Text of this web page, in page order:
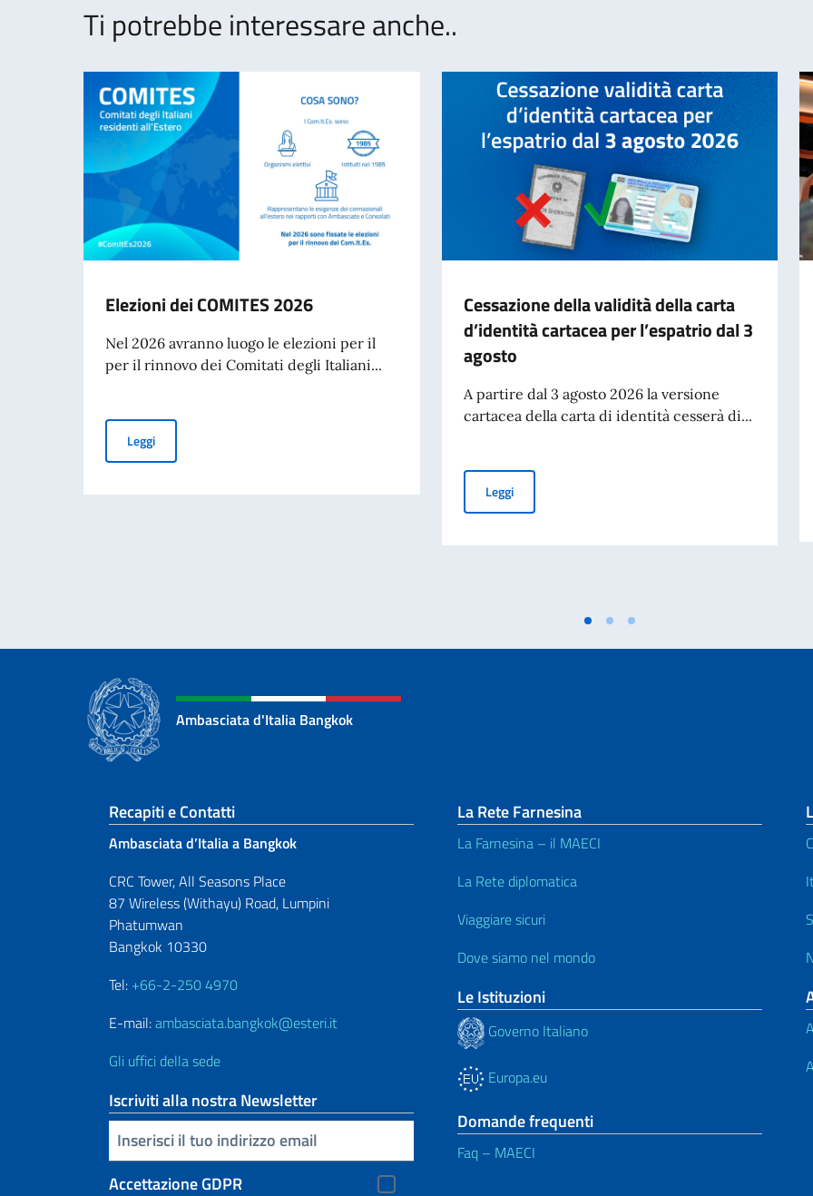
Ti potrebbe interessare anche..
Elezioni dei COMITES 2026
Nel 2026 avranno luogo le elezioni per il
per il rinnovo dei Comitati degli Italiani...
LeggiElezioni dei COMITES 2026
Cessazione della validità della carta
d’identità cartacea per l’espatrio dal 3
agosto
A partire dal 3 agosto 2026 la versione
cartacea della carta di identità cesserà di...
LeggiCessazione della validità della carta d’identità cartacea
Ambasciata d'Italia Bangkok
Sezione footer
Recapiti e Contatti
Ambasciata d’Italia a Bangkok
CRC Tower, All Seasons Place
87 Wireless (Withayu) Road, Lumpini
Phatumwan
Bangkok 10330
Tel: +66-2-250 4970
E-mail:ambasciata.bangkok@esteri.it
Gli uffici della sede
Iscriviti alla nostra Newsletter
Inserisci la tua email
Accettazione GDPR
La Rete Farnesina
La Farnesina – il MAECI
La Rete diplomatica
Viaggiare sicuri
Dove siamo nel mondo
Le Istituzioni
Governo Italiano
Europa.eu
Domande frequenti
Faq – MAECI